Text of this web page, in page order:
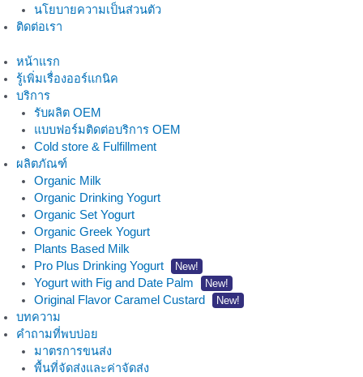
นโยบายความเป็นส่วนตัว
ติดต่อเรา
หน้าแรก
รู้เพิ่มเรื่องออร์แกนิค
บริการ
รับผลิต OEM
แบบฟอร์มติดต่อบริการ OEM
Cold store & Fulfillment
ผลิตภัณฑ์
Organic Milk
Organic Drinking Yogurt
Organic Set Yogurt
Organic Greek Yogurt
Plants Based Milk
Pro Plus Drinking Yogurt
New!
Yogurt with Fig and Date Palm New!
Original Flavor Caramel Custard New!
บทความ
คำถามที่พบบ่อย
มาตรการขนส่ง
พื้นที่จัดส่งและค่าจัดส่ง